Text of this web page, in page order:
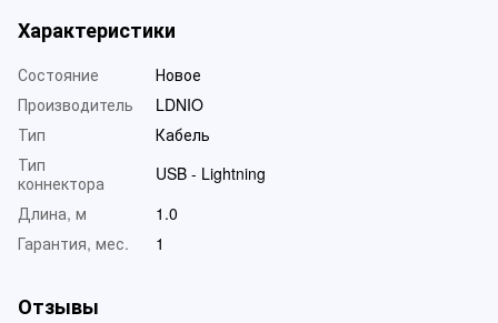
Характеристики
Состояние
Новое
Производитель
LDNIO
Тип
Кабель
Тип
коннектора
USB - Lightning
Длина, м
1.0
Гарантия, мес.
1
Отзывы